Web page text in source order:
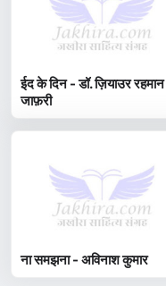
ईद के दिन - डॉ. ज़ियाउर रहमान
जाफ़री
ना समझना - अविनाश कुमार